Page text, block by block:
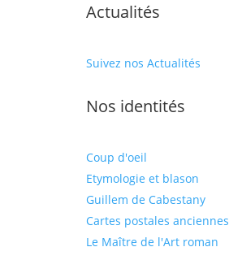
Actualités
Suivez nos Actualités
Nos identités
Coup d'oeil
Etymologie et blason
Guillem de Cabestany
Cartes postales anciennes
Le Maître de l'Art roman